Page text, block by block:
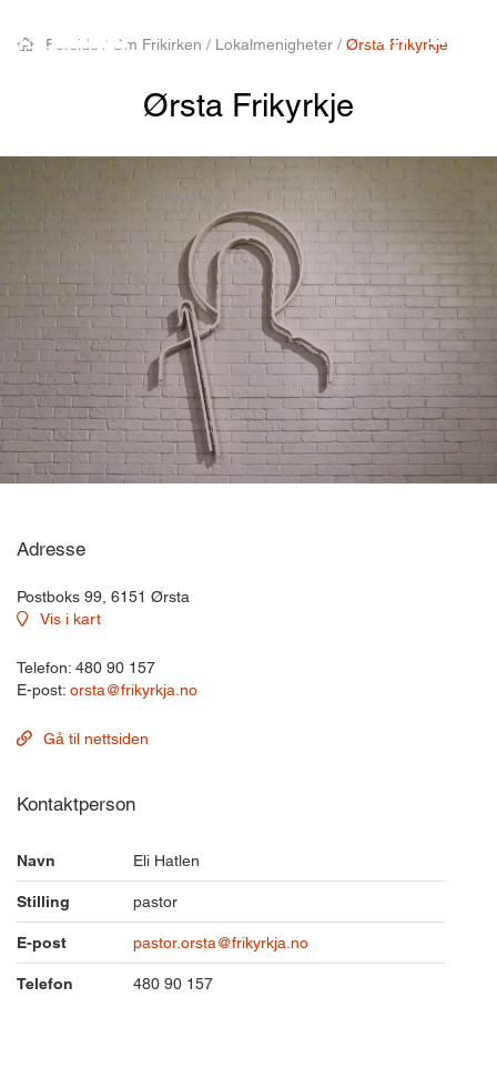
MENY
Forside / Om Frikirken / Lokalmenigheter / Ørsta Frikyrkje
Ørsta Frikyrkje
Adresse
Postboks 99, 6151 Ørsta
Vis i kart
Telefon: 480 90 157
E-post: orsta@frikyrkja.no
Gå til nettsiden
Kontaktperson
Navn Eli Hatlen
Stilling pastor
E-post pastor.orsta@frikyrkja.no
Telefon 480 90 157